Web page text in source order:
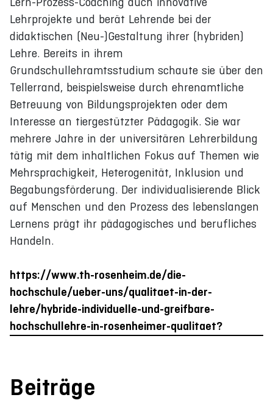
Lehrprojekte und berät Lehrende bei der
didaktischen (Neu-)Gestaltung ihrer (hybriden)
Lehre. Bereits in ihrem
Grundschullehramtsstudium schaute sie über den
Tellerrand, beispielsweise durch ehrenamtliche
Betreuung von Bildungsprojekten oder dem
Interesse an tiergestützter Pädagogik. Sie war
mehrere Jahre in der universitären Lehrerbildung
tätig mit dem inhaltlichen Fokus auf Themen wie
Mehrsprachigkeit, Heterogenität, Inklusion und
Begabungsförderung. Der individualisierende Blick
auf Menschen und den Prozess des lebenslangen
Lernens prägt ihr pädagogisches und berufliches
Handeln.
https://www.th-rosenheim.de/die-
hochschule/ueber-uns/qualitaet-in-der-
lehre/hybride-individuelle-und-greifbare-
hochschullehre-in-rosenheimer-qualitaet?
Beiträge